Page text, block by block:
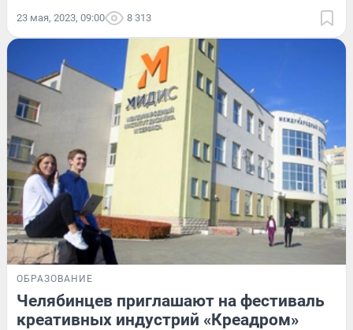
23 мая, 2023, 09:00 8 313
ОБРАЗОВАНИЕ
Челябинцев приглашают на фестиваль
креативных индустрий «Креадром»